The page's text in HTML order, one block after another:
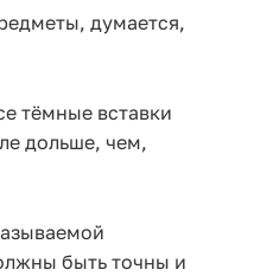
думается,
тёмные вставки
дольше, чем,
быть точны и